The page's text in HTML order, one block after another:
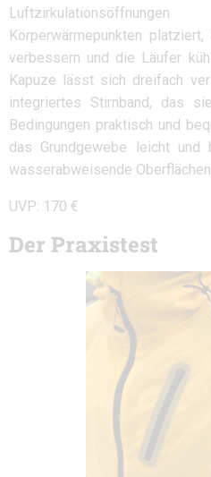
Körperwärmepunkten
verbessern und die Läufer
Kapuze lässt sich dreifach
integriertes Stirnband, das
Bedingungen praktisch und
das Grundgewebe leicht und
wasserabweisende
UVP: 170 €
Der Praxistest